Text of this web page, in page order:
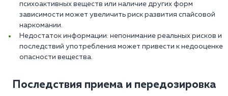
психоактивных веществ или наличие других форм
зависимости может увеличить риск развития спайсовой
наркомании.
Недостаток информации: непонимание реальных рисков и
последствий употребления может привести к недооценке
опасности вещества.
Последствия приема и передозировка